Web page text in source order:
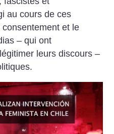
au cours de ces
et le
– qui ont
leurs discours –